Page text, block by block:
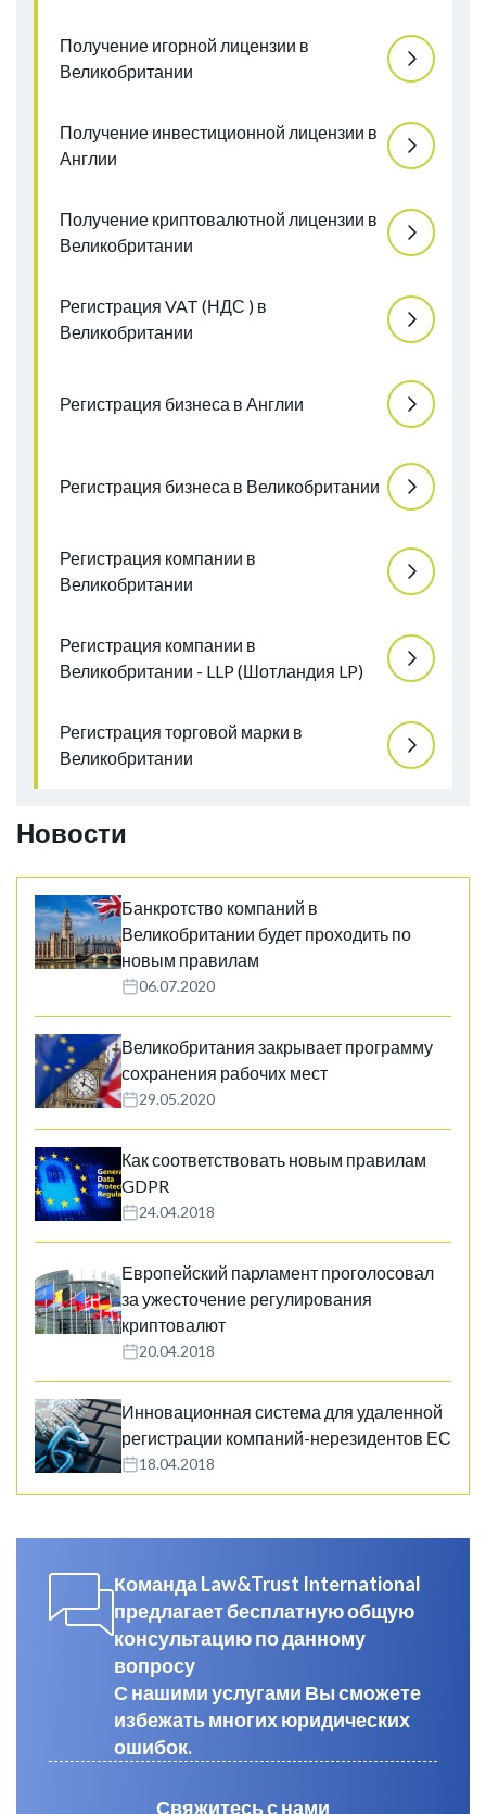
Получение игорной лицензии в
Великобритании
Получение инвестиционной лицензии в
Англии
Получение криптовалютной лицензии в
Великобритании
Регистрация VAT (НДС ) в
Великобритании
Регистрация бизнеса в Англии
Регистрация бизнеса в Великобритании
Регистрация компании в
Великобритании
Регистрация компании в
Великобритании - LLP (Шотландия LP)
Регистрация торговой марки в
Великобритании
Новости
Банкротство компаний в
Великобритании будет проходить по
новым правилам
06.07.2020
Великобритания закрывает программу
сохранения рабочих мест
29.05.2020
Как соответствовать новым правилам
GDPR
24.04.2018
Европейский парламент проголосовал
за ужесточение регулирования
криптовалют
20.04.2018
Инновационная система для удаленной
регистрации компаний-нерезидентов ЕС
18.04.2018
Команда Law&Trust International
предлагает бесплатную общую
консультацию по данному
вопросу
С нашими услугами Вы сможете
избежать многих юридических
ошибок.
Свяжитесь с нами